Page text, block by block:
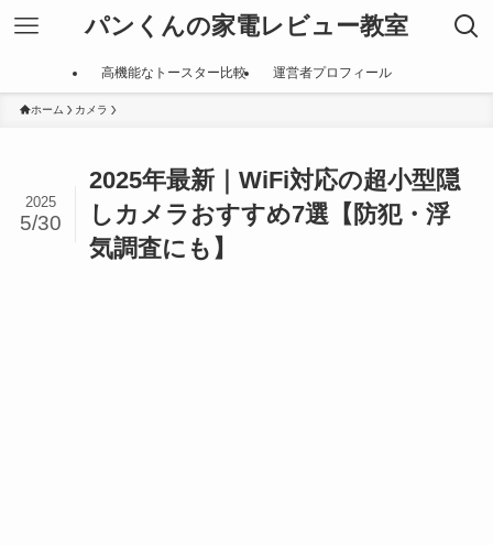
パンくんの家電レビュー教室
高機能なトースター比較 運営者プロフィール
ホーム カメラ
2025年最新｜WiFi対応の超小型隠
しカメラおすすめ7選【防犯・浮
気調査にも】
2025
5/30